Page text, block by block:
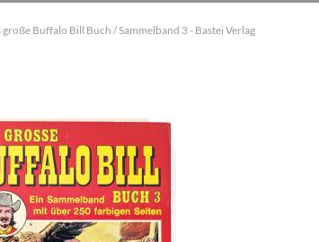
Create a new
große Buffalo Bill Buch / Sammelband 3 - Bastei Verlag